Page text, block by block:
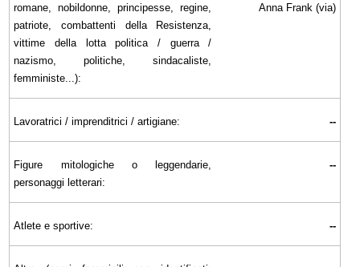
romane, nobildonne, principesse, regine,
patriote, combattenti della Resistenza,
vittime della lotta politica / guerra /
nazismo, politiche, sindacaliste,
femministe...):
Anna Frank (via)
Lavoratrici / imprenditrici / artigiane: --
Figure mitologiche o leggendarie,
personaggi letterari:
--
Atlete e sportive: --